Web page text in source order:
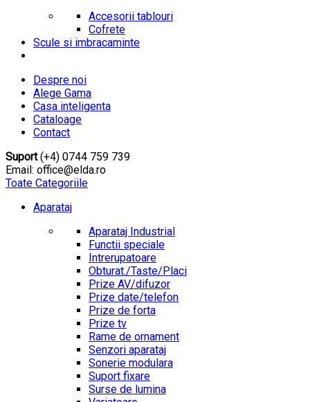
Accesorii tablouri
Cofrete
Scule si imbracaminte
Despre noi
Alege Gama
Casa inteligenta
Cataloage
Contact
Suport(+4) 0744 759 739
Email: office@elda.ro
Toate Categoriile
Aparataj
Aparataj Industrial
Functii speciale
Intrerupatoare
Obturat./Taste/Placi
Prize AV/difuzor
Prize date/telefon
Prize de forta
Prize tv
Rame de ornament
Senzori aparataj
Sonerie modulara
Suport fixare
Surse de lumina